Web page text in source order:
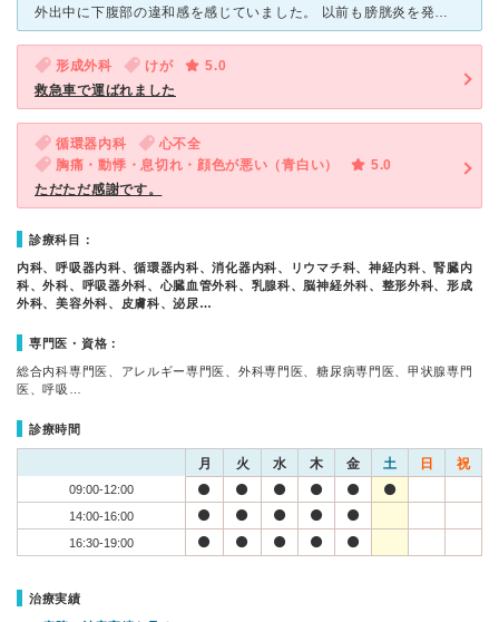
外出中に下腹部の違和感を感じていました。 以前も膀胱炎を発症していたことがあったので、この感じは膀胱炎かもとすぐにわかりました。 沢山飲み物を飲んで尿を出せば治るかもと思い、自宅に戻ってから実行し
形成外科 けが
5.0
救急車で運ばれました
循環器内科
心不全
胸痛・動悸・息切れ・顔色が悪い（青白い）
5.0
ただただ感謝です。
診療科目：
内科、呼吸器内科、循環器内科、消化器内科、リウマチ科、神経内科、腎臓内
科、外科、呼吸器外科、心臓血管外科、乳腺科、脳神経外科、整形外科、形成
外科、美容外科、皮膚科、泌尿…
専門医・資格：
総合内科専門医、アレルギー専門医、外科専門医、糖尿病専門医、甲状腺専門
医、呼吸…
診療時間
月 火 水 木 金 土 日 祝
09:00-12:00
14:00-16:00
16:30-19:00
治療実績